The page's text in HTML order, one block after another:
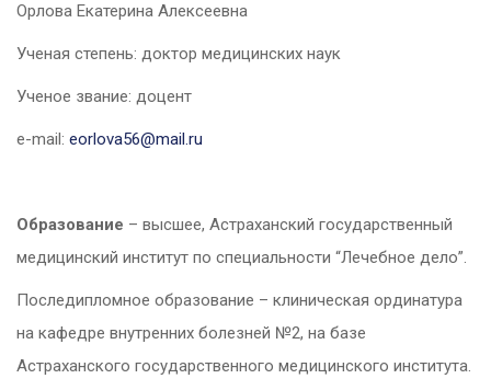
Орлова Екатерина Алексеевна
Ученая степень: доктор медицинских наук
Ученое звание: доцент
e-mail: eorlova56@mail.ru
Образование – высшее, Астраханский государственный
медицинский институт по специальности “Лечебное дело”.
Последипломное образование – клиническая ординатура
на кафедре внутренних болезней №2, на базе
Астраханского государственного медицинского института.